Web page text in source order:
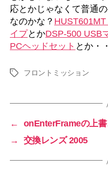
応とかじゃなくて普通
なのかな？
イプとかDSP-500 USB
PCヘッドセット とか・・
タ
フロントミッション
←
onEnterFrameの上書
→
交換レンズ 2005